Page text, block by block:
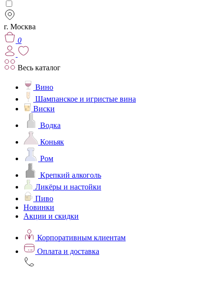
г. Москва
0
Весь каталог
Вино
Шампанское и игристые вина
Виски
Водка
Коньяк
Ром
Крепкий алкоголь
Ликёры и настойки
Пиво
Новинки
Акции и скидки
Корпоративным клиентам
Оплата и доставка